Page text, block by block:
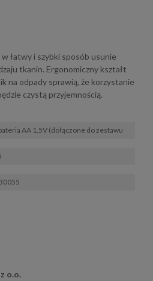
łatwy i szybki sposób usunie
tkanin. Ergonomiczny kształt
na odpady sprawią, że korzystanie
czystą przyjemnością.
AA 1,5V (dołączone do zestawu
o.o.